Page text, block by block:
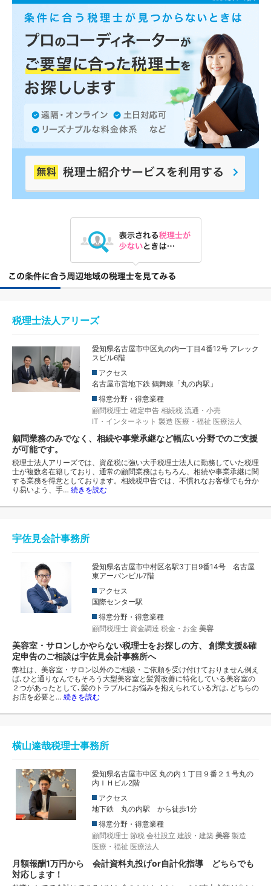
税理士法人アリーズ
愛知県名古屋市中区丸の内一丁目4番12号 アレック
スビル6階
アクセス
名古屋市営地下鉄 鶴舞線「丸の内駅」
得意分野・得意業種
顧問税理士 確定申告 相続税 流通・小売
IT・インターネット 製造 医療・福祉 医療法人
顧問業務のみでなく、相続や事業承継など幅広い分野でのご支援
が可能です。
税理士法人アリーズでは、資産税に強い大手税理士法人に勤務していた税理
士が複数名在籍しており、通常の顧問業務はもちろん、相続や事業承継に関
する業務を得意としております。相続税申告では、不慣れなお客様でも分か
り易いよう、手… 続きを読む
宇佐見会計事務所
愛知県名古屋市中村区名駅3丁目9番14号 名古屋
東アーバンビル7階
アクセス
国際センター駅
得意分野・得意業種
顧問税理士 資金調達 税金・お金 美容
美容室・サロンしかやらない税理士をお探しの方、 創業支援&確
定申告のご相談は宇佐見会計事務所へ
弊社は、美容室・サロン以外のご相談・ご依頼を受け付けておりません例え
ば､ひと通りなんでもそろう大型美容室と髪質改善に特化している美容室の
２つがあったとして､髪のトラブルにお悩みを抱えられている方は､どちらの
お店を必要と… 続きを読む
横山達哉税理士事務所
愛知県名古屋市中区 丸の内１丁目９番２１号丸の
内ＩＨビル2階
アクセス
地下鉄 丸の内駅 から徒歩1分
得意分野・得意業種
顧問税理士 節税 会社設立 建設・建築 美容 製造
医療・福祉 医療法人
月額報酬1万円から 会計資料丸投げor自計化指導 どちらでも
対応します！